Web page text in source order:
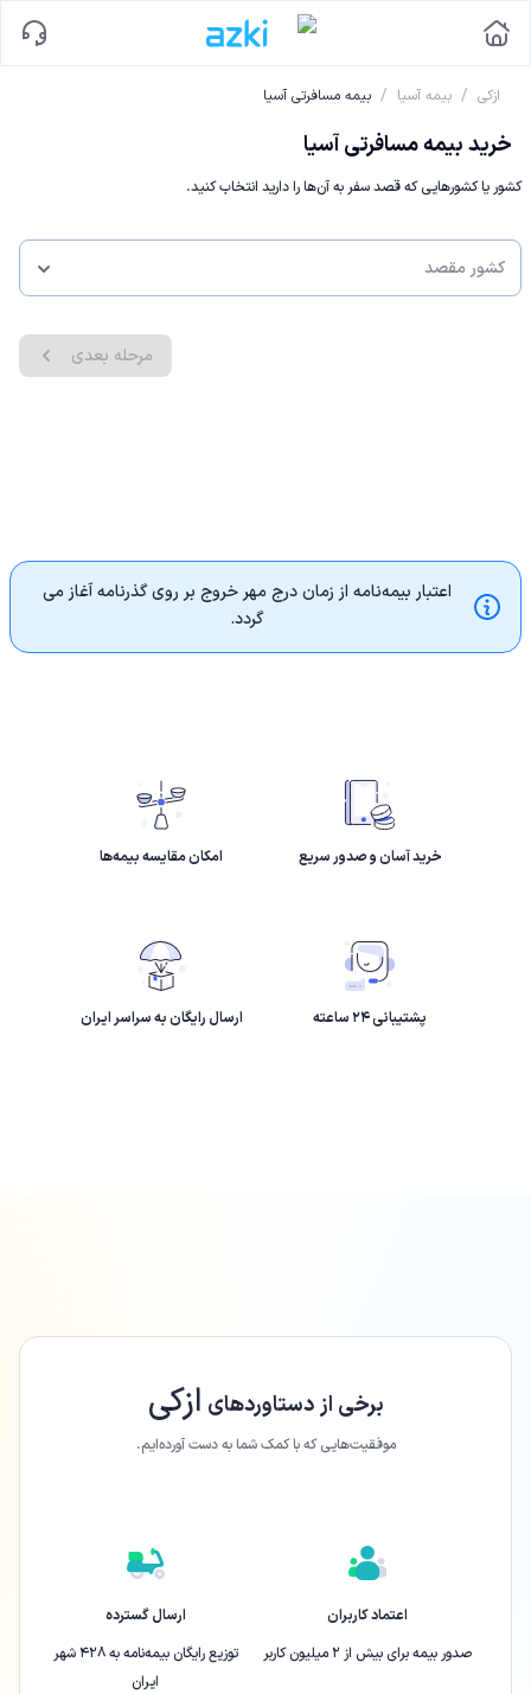
ازکی / بیمه آسیا / بیمه مسافرتی آسیا
خرید بیمه مسافرتی آسیا
کشور یا کشورهایی که قصد سفر به آن‌ها را دارید انتخاب کنید.
کشور مقصد
مرحله بعدی
اعتبار بیمه‌نامه از زمان درج مهر خروج بر روی گذرنامه آغاز می
گردد.
خرید آسان و صدور سریع امکان مقایسه بیمه‌ها
پشتیبانی ۲۴ ساعته ارسال رایگان به سراسر ایران
برخی از دستاورد‌های ازکی
موفقیت‌هایی که با کمک شما به دست آورده‌ایم.
اعتماد کاربران
صدور بیمه برای بیش از ۲ میلیون کاربر
ارسال گسترده
توزیع رایگان بیمه‌نامه به ۴۲۸ شهر
ایران